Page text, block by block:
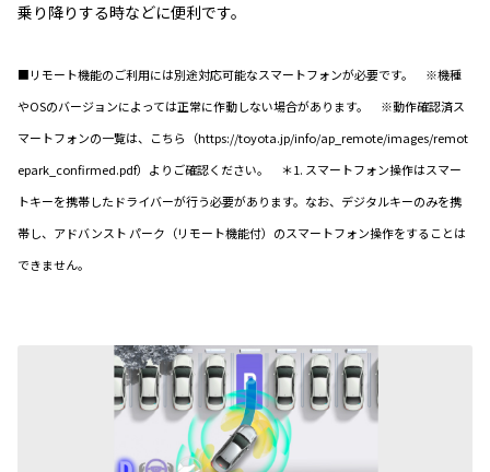
乗り降りする時などに便利です。
■リモート機能のご利用には別途対応可能なスマートフォンが必要です。 ※機種
やOSのバージョンによっては正常に作動しない場合があります。 ※動作確認済ス
マートフォンの一覧は、こちら（https://toyota.jp/info/ap_remote/images/remot
epark_confirmed.pdf）よりご確認ください。 ＊1. スマートフォン操作はスマー
トキーを携帯したドライバーが行う必要があります。なお、デジタルキーのみを携
帯し、アドバンスト パーク（リモート機能付）のスマートフォン操作をすることは
できません。